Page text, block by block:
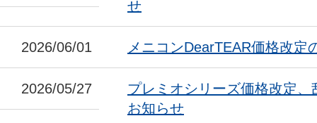
せ
2026/06/01 メニコンDearTEAR価格改定
2026/05/27
プレミオシリーズ価格改定
お知らせ